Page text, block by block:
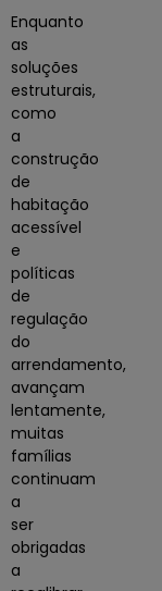
Enquanto
as
soluções
estruturais,
como
a
construção
de
habitação
acessível
e
políticas
de
regulação
do
arrendamento,
avançam
lentamente,
muitas
famílias
continuam
a
ser
obrigadas
a